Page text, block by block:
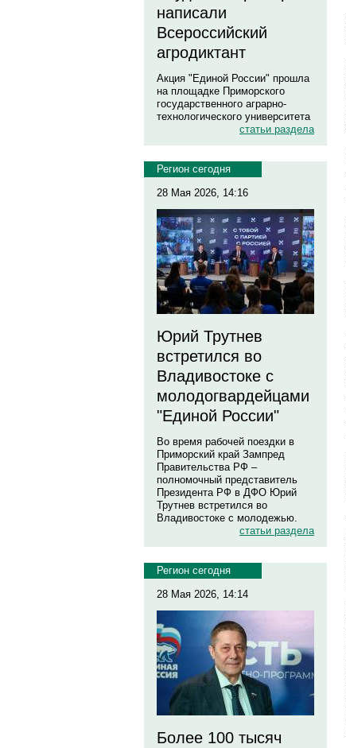
написали
Всероссийский
агродиктант
Акция "Единой России" прошла
на площадке Приморского
государственного аграрно-
технологического университета
статьи раздела
Регион сегодня
28 Мая 2026, 14:16
Юрий Трутнев
встретился во
Владивостоке с
молодогвардейцами
"Единой России"
Во время рабочей поездки в
Приморский край Зампред
Правительства РФ –
полномочный представитель
Президента РФ в ДФО Юрий
Трутнев встретился во
Владивостоке с молодежью.
статьи раздела
Регион сегодня
28 Мая 2026, 14:14
Более 100 тысяч